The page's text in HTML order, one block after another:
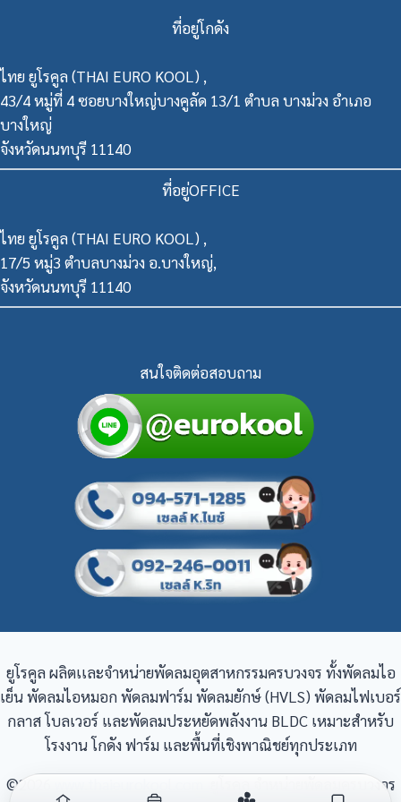
ที่อยู่โกดัง
ไทย ยูโรคูล (THAI EURO KOOL) ,
43/4 หมู่ที่ 4 ซอยบางใหญ่บางคูลัด 13/1 ตำบล บางม่วง อำเภอ
บางใหญ่
จังหวัดนนทบุรี 11140
ที่อยู่OFFICE
ไทย ยูโรคูล (THAI EURO KOOL) ,
17/5 หมู่3 ตำบลบางม่วง อ.บางใหญ่,
จังหวัดนนทบุรี 11140
สนใจติดต่อสอบถาม
ยูโรคูล ผลิตเเละจำหน่ายพัดลมอุตสาหกรรมครบวงจร ทั้งพัดลมไอ
เย็น พัดลมไอหมอก พัดลมฟาร์ม พัดลมยักษ์ (HVLS) พัดลมไฟเบอร์
กลาส โบลเวอร์ และพัดลมประหยัดพลังงาน BLDC เหมาะสำหรับ
โรงงาน โกดัง ฟาร์ม และพื้นที่เชิงพาณิชย์ทุกประเภท
©2026
ยูโรคูล จำหน่ายพัดลมครบวงจร